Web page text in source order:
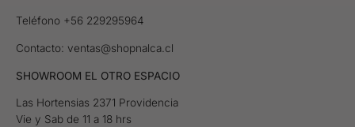
Teléfono +56 229295964
Contacto: ventas@shopnalca.cl
SHOWROOM EL OTRO ESPACIO
Las Hortensias 2371 Providencia
Vie y Sab de 11 a 18 hrs